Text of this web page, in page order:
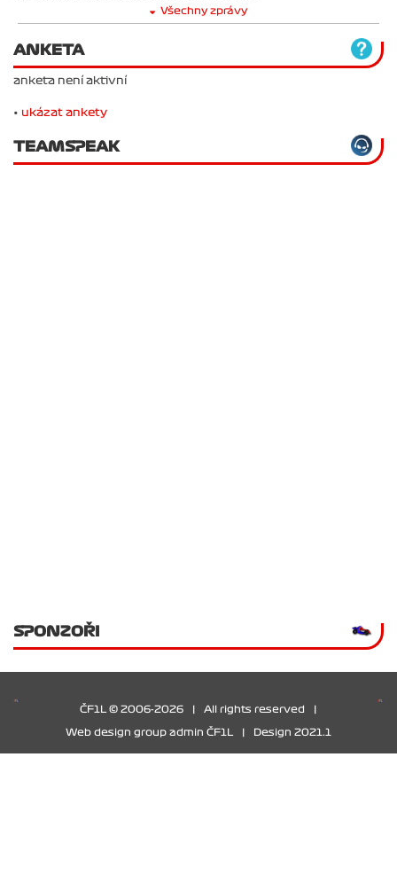
Všechny zprávy
ANKETA
anketa není aktivní
• ukázat ankety
TEAMSPEAK
SPONZOŘI
ČF1L © 2006-2026 All rights reserved
Web design group admin ČF1L Design 2021.1